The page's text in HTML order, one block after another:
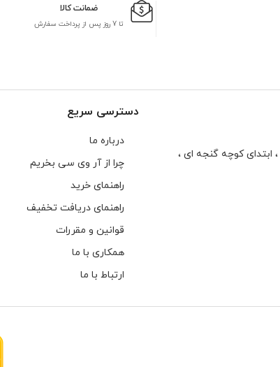
ضمانت کالا
تا 7 روز پس از پرداخت سفارش
ابتدای كوچه گنجه ای ،
دسترسی سریع
درباره ما
چرا از آر وی سی بخریم
راهنمای خرید
راهنمای دریافت تخفیف
قوانین و مقررات
همکاری با ما
ارتباط با ما